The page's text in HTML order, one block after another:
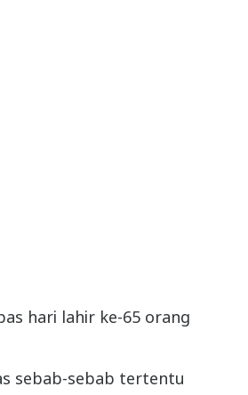
hari lahir ke-65 orang
sebab-sebab tertentu